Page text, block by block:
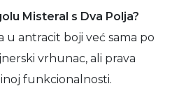
Misteral s Dva Polja?
u antracit boji već sama po
vrhunac, ali prava
funkcionalnosti.